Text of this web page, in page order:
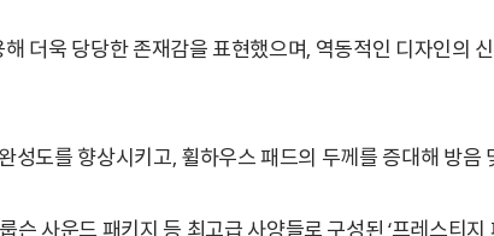
더욱 당당한 존재감을 표현했으며, 역동적인 디자인의
도를 향상시키고, 휠하우스 패드의 두께를 증대해 방음
운드 패키지 등 최고급 사양들로 구성된 ‘프레스티지